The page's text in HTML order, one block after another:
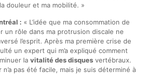
douleur et ma mobilité. »
: « L’idée que ma consommation de
un rôle dans ma protrusion discale ne
l’esprit. Après ma première crise de
un expert qui m’a expliqué comment
la vitalité des disquesvertébraux.
pas été facile, mais je suis déterminé à